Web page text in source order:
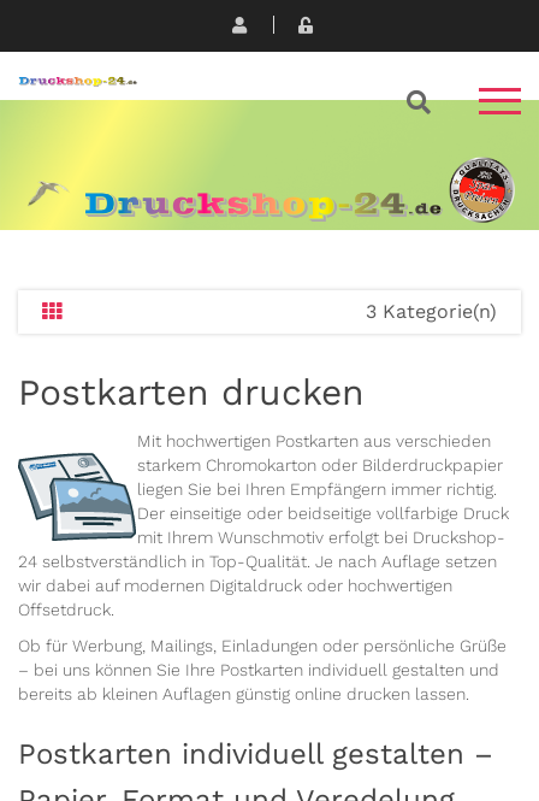
3 Kategorie(n)
Postkarten drucken
Mit hochwertigen Postkarten aus verschieden
starkem Chromokarton oder Bilderdruckpapier
liegen Sie bei Ihren Empfängern immer richtig.
Der einseitige oder beidseitige vollfarbige Druck
mit Ihrem Wunschmotiv erfolgt bei Druckshop-
24 selbstverständlich in Top-Qualität. Je nach Auflage setzen
wir dabei auf modernen Digitaldruck oder hochwertigen
Offsetdruck.
Ob für Werbung, Mailings, Einladungen oder persönliche Grüße
– bei uns können Sie Ihre Postkarten individuell gestalten und
bereits ab kleinen Auflagen günstig online drucken lassen.
Postkarten individuell gestalten –